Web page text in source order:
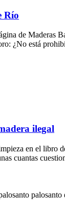
Río
de Maderas
¿No está
ilegal
en el libro
cuantas
palosanto